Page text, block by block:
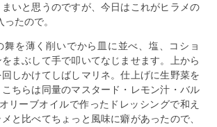
いと思うのですが、今日はこれがヒラメの
たので。
舞を薄く削いでから皿に並べ、塩、コショ
まぶして手で叩いてなじませます。上から
しかけてしばしマリネ。仕上げに生野菜を
ちらは同量のマスタード・レモン汁・バル
リーブオイルで作ったドレッシングで和え
と比べてちょっと風味に癖があったので、